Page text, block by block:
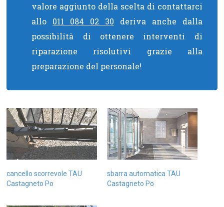
valore aggiunto della scelta di contattarci
allo 011 084 02 30 deriva anche dalla
possibilità di ottenere interventi di
riparazione risolutivi grazie alla
preparazione del personale!
cancello scorrevole TAU
Castagneto Po
sbarra automatica TAU
Castagneto Po